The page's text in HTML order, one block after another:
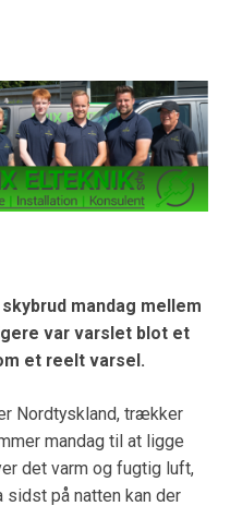
mandag mellem
var varslet blot et
et reelt varsel.
Nordtyskland, trækker
mandag til at ligge
det varm og fugtig luft,
på natten kan der